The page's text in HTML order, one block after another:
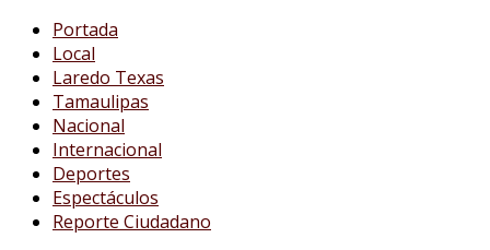
Portada
Local
Laredo Texas
Tamaulipas
Nacional
Internacional
Deportes
Espectáculos
Reporte Ciudadano